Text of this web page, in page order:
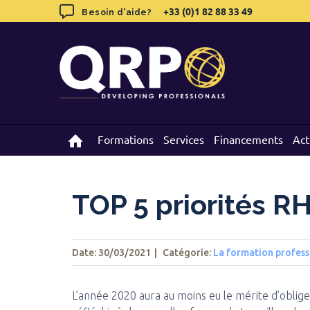
to
Besoin d'aide? +33 (0)1 82 88 33 49
Formations Services Financements
Besoin d'aide? +33 (0)1 82 88 33 49
Formations Services Financements
TOP 5 priorités
Date: 30/03/2021 Catégorie: La formation
L’année 2020 aura au moins eu le mérite